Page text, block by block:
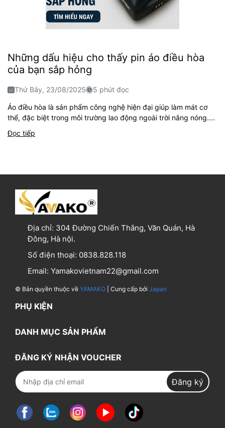
Những dấu hiệu cho thấy pin áo điều hòa
của bạn sắp hỏng
Thứ Bảy, 23/08/2025 5 phút đọc
Áo điều hòa là sản phẩm công nghệ hiện đại giúp làm mát cơ
thể, đặc biệt trong môi trường lao động ngoài trời nắng nóng....
Đọc tiếp
Địa chỉ: 304 Đường Chiến Thắng, Văn Quán, Hà
Đông, Hà nội.
Số điện thoại: 0838.828.118
Email: Yamakovietnam22@gmail.com
© Bản quyền thuộc về YAMAKO | Cung cấp bởi Japan
PHỤ KIỆN
DANH MỤC SẢN PHẨM
ĐĂNG KÝ NHẬN VOUCHER
Đăng ký